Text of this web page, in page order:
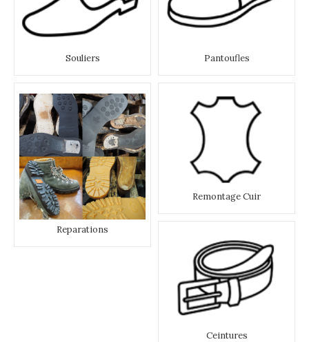
Souliers Pantoufles
Reparations
Remontage Cuir
Ceintures